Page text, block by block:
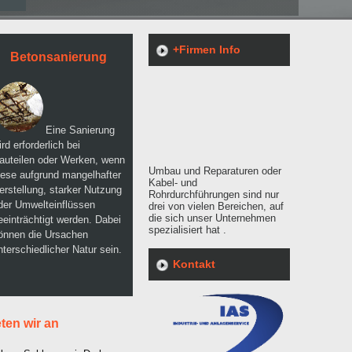
Betonsanierung
Eine Sanierung
erforderlich bei
oder Werken, wenn
aufgrund mangelhafter
starker Nutzung
Umwelteinflüssen
werden. Dabei
die Ursachen
Natur sein.
wir an
+Firmen Info
Umbau und Reparaturen oder
Kabel- und
Rohrdurchführungen sind nur
drei von vielen Bereichen, auf
die sich unser Unternehmen
spezialisiert hat .
Kontakt